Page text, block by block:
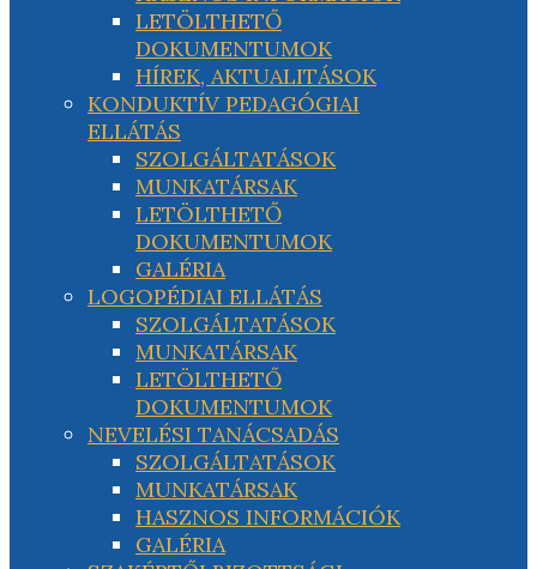
LETÖLTHETŐ
DOKUMENTUMOK
HÍREK, AKTUALITÁSOK
KONDUKTÍV PEDAGÓGIAI
ELLÁTÁS
SZOLGÁLTATÁSOK
MUNKATÁRSAK
LETÖLTHETŐ
DOKUMENTUMOK
GALÉRIA
LOGOPÉDIAI ELLÁTÁS
SZOLGÁLTATÁSOK
MUNKATÁRSAK
LETÖLTHETŐ
DOKUMENTUMOK
NEVELÉSI TANÁCSADÁS
SZOLGÁLTATÁSOK
MUNKATÁRSAK
HASZNOS INFORMÁCIÓK
GALÉRIA